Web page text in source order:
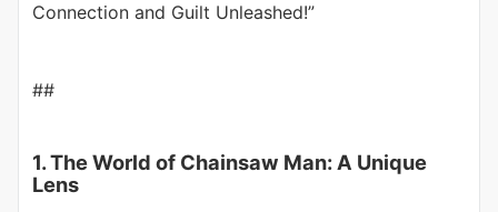
Connection and Guilt Unleashed!”
##
1. The World of Chainsaw Man: A Unique
Lens